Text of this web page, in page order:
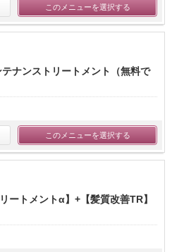
このメニューを選択する
ナンストリートメント（無料で
このメニューを選択する
トメントα】+【髪質改善TR】